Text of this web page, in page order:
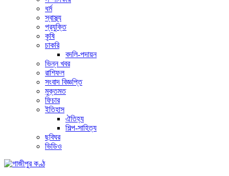
ধর্ম
স্বাস্থ্য
প্রযুক্তি
কৃষি
চাকরি
বদলি-পদায়ন
ভিন্ন খবর
রাশিফল
সংবাদ বিজ্ঞপ্তি
মুক্তমত
ফিচার
ইতিহাস
ঐতিহ্য
শিল্প-সাহিত্য
ছবিঘর
ভিডিও